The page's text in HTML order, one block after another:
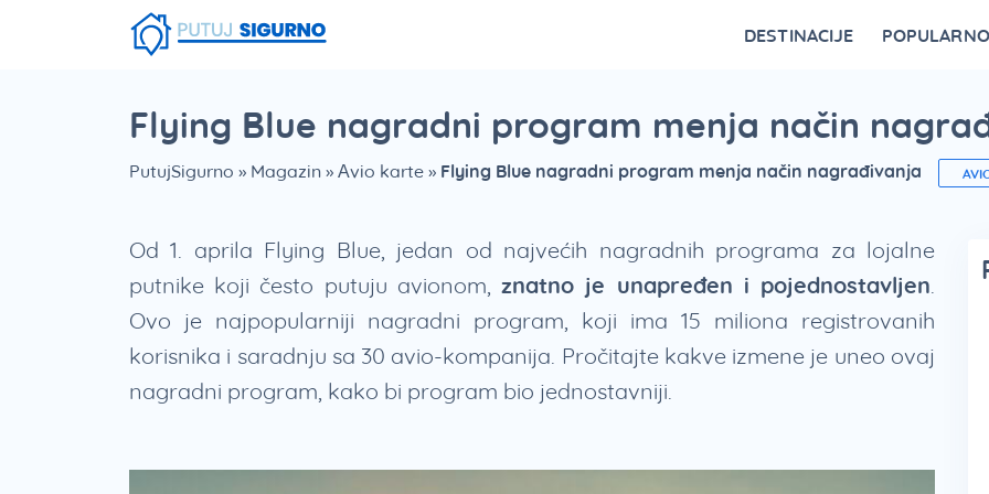
DESTINACIJE POPULARNO
Flying Blue nagradni program menja način
PutujSigurno » Magazin » Avio karte » Flying Blue nagradni program menja način nagrađivanja
Od 1. aprila Flying Blue, jedan od najvećih nagradnih programa za lojalne
putnike koji često putuju avionom,znatno je unapređen i pojednostavljen.
Ovo je najpopularniji nagradni program, koji ima 15 miliona registrovanih
korisnika i saradnju sa 30 avio-kompanija. Pročitajte kakve izmene je uneo ovaj
nagradni program, kako bi program bio jednostavniji.